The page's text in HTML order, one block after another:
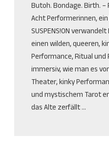
Butoh. Bondage. Birth.
Acht Performerinnen,
SUSPENS!ON
einen wilden, queeren,
Performance, Ritual
immersiv, wie man es
Theater, kinky
und mystischem Tarot
das Alte zerfällt …